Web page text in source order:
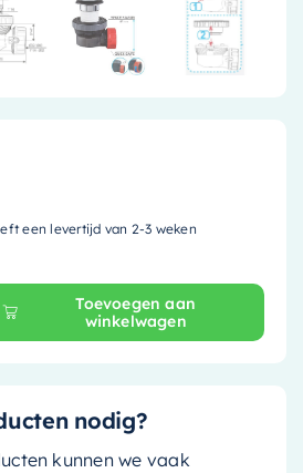
een levertijd van 2-3 weken
Ruimtebesparend sifon
Toevoegen aan
winkelwagen
nodig?
kunnen we vaak